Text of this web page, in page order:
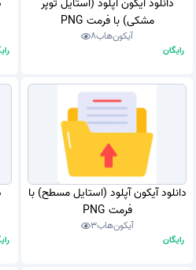
دانلود آیکون آپلود (استایل توپر
مشکی) با فرمت PNG
آیکون‌هاب8
رایگان
دانلود آیکون آپلود (استایل مسطح) با
فرمت PNG
آیکون‌هاب3
رایگان